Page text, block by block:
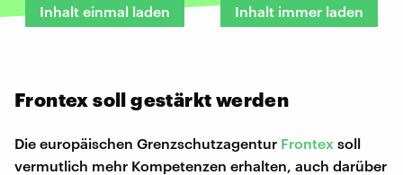
Inhalt einmal laden Inhalt immer laden
Frontex soll gestärkt werden
Die europäischen Grenzschutzagentur Frontex soll
vermutlich mehr Kompetenzen erhalten, auch darüber